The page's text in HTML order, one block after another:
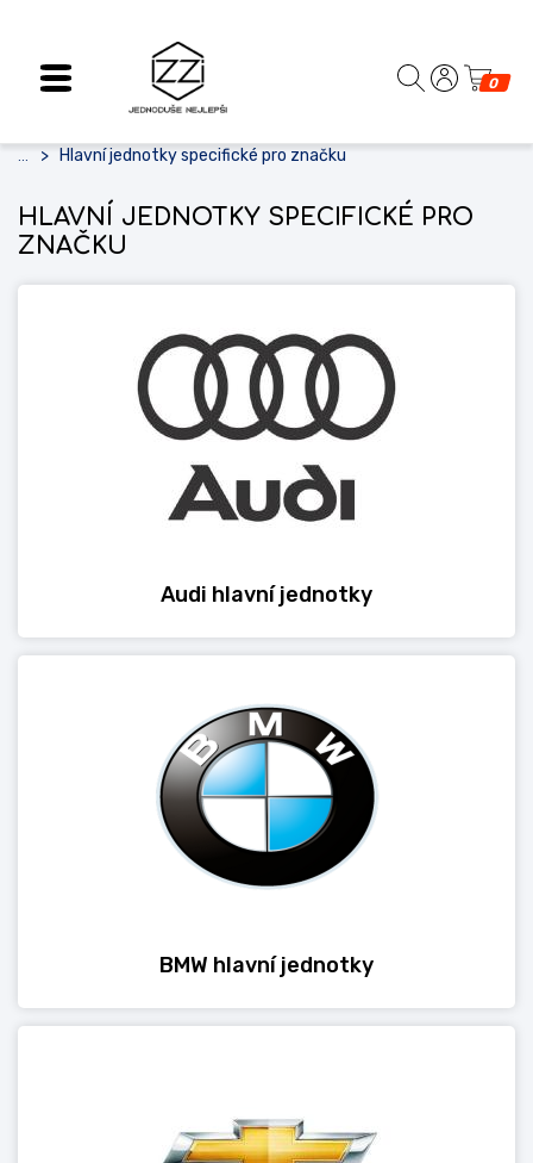
0
Hlavní jednotky specifické pro značku
HLAVNÍ JEDNOTKY SPECIFICKÉ PRO
ZNAČKU
Audi hlavní jednotky
BMW hlavní jednotky